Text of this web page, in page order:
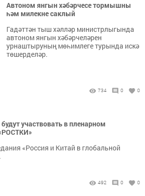
Автоном янгын хәбәрчесе тормышны
һәм милекне саклый
Гадәттән тыш хәлләр министрлыгында
автоном янгын хәбәрчеләрен
урнаштыруның мөһимлеге турында искә
төшерделәр.
734 0 0
участвовать в пленарном
«Россия и Китай в глобальной
492 0 0